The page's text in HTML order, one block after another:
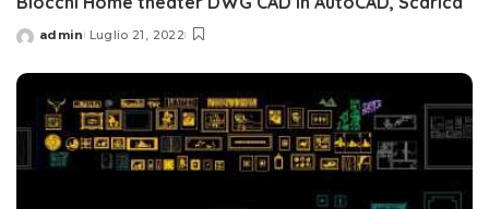
Posted
admin Luglio 21, 2022